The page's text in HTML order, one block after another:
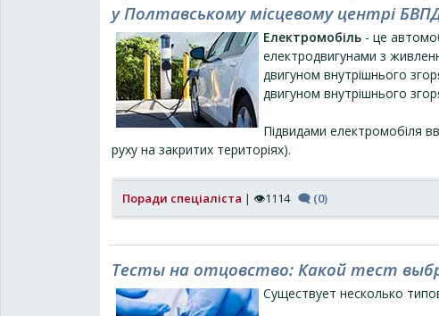
у Полтавському місцевому центрі
Електромобіль - це
електродвигунами з
двигуном внутрішнього
двигуном внутрішнього
Підвидами електромобіля
руху на закритих територіях).
Поради спеціаліста | 👁1114 🗨 (0)
Тесты на отцовство: Какой тест
Существует несколько